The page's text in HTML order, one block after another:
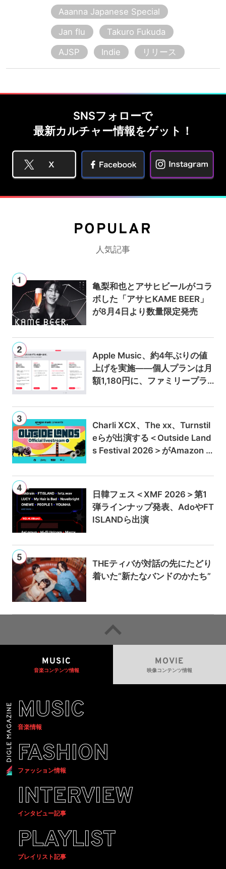
Aaanna Japanese Special
Jan flu
Takuro Fukuda
AJSP
Indie リリース
SNSフォローで
最新カルチャー情報をゲット！
POPULAR
人気記事
亀梨和也とアサヒビールがコラ
ボした「アサヒKAME BEER」
が8月4日より数量限定発売
Apple Music、約4年ぶりの値
上げを実施——個人プランは月
額1,180円に、ファミリープラ
Charli XCX、The xx、Turnstil
eらが出演する＜Outside Land
s Festival 2026＞がAmazon M
ブ配信
日韓フェス＜XMF 2026＞第1
弾ラインナップ発表、AdoやFT
ISLANDら出演
THEティバが対話の先にたどり
着いた“新たなバンドのかたち”
MUSIC
音楽コンテンツ情報
MOVIE
映像コンテンツ情報
MUSIC
音楽情報
FASHION
ファッション情報
INTERVIEW
インタビュー記事
PLAYLIST
プレイリスト記事